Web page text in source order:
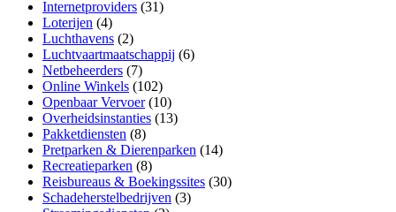
Internetproviders (31)
Loterijen (4)
Luchthavens (2)
Luchtvaartmaatschappij (6)
Netbeheerders (7)
Online Winkels (102)
Openbaar Vervoer(10)
Overheidsinstanties (13)
Pakketdiensten (8)
Pretparken & Dierenparken (14)
Recreatieparken (8)
Reisbureaus & Boekingssites (30)
Schadeherstelbedrijven (3)